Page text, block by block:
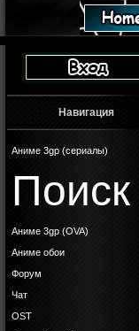
Навигация
Аниме 3gp (сериалы)
Поиск
Аниме 3gp (OVA)
Аниме обои
Форум
Чат
OST